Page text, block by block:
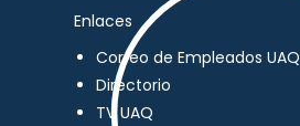
Enlaces
Correo de Empleados UAQ
Directorio
TV UAQ